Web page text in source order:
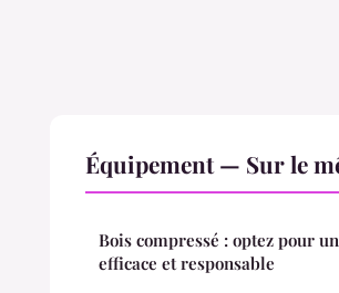
Équipement — Sur le
Bois compressé : optez pour
efficace et responsable